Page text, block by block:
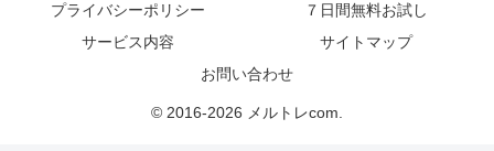
プライバシーポリシー
７日間無料お試し
サービス内容
サイトマップ
お問い合わせ
© 2016-2026 メルトレcom.